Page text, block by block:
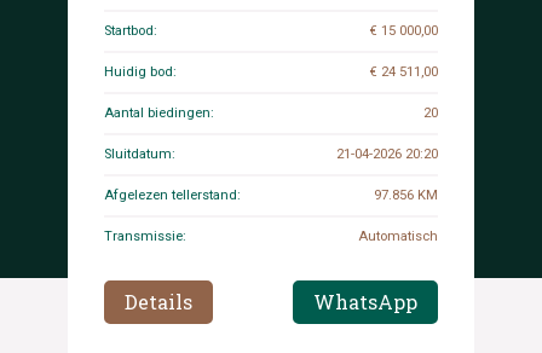
Startbod: € 15 000,00
Huidig bod: € 24 511,00
Aantal biedingen: 20
Sluitdatum: 21-04-2026 20:20
Afgelezen tellerstand: 97.856 KM
Transmissie: Automatisch
Details WhatsApp